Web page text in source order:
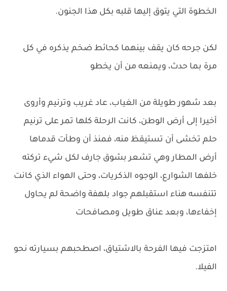
الخطوة التي يتوق إليها قلبه بكل هذا الجنون.
لكن جرحه كان يقف بينهما كحائط ضخم يذكره في كل
مرة بما حدث، ويمنعه من أن يخطو
بعد شهور طويلة من الغياب، عاد غريب وترنيم وأروى
أخيرا إلى أرض الوطن، كانت الرحلة كلها تمر على ترنيم
حلم تخشى أن تستيقظ منه، فمنذ أن وطأت قدماها
أرض المطار وهي تشعر بشوق جارف لكل شيء تركته
خلفها الشوارع، الوجوه الذكريات، وحتى الهواء الذي كانت
تتنفسه هناء استقبلهم جواد بلهفة واضحة لم يحاول
إخفاءها، وبعد عناق طويل ومصافحات
امتزجت فيها الفرحة بالاشتياق، اصطحبهم بسيارته نحو
الفيلا.